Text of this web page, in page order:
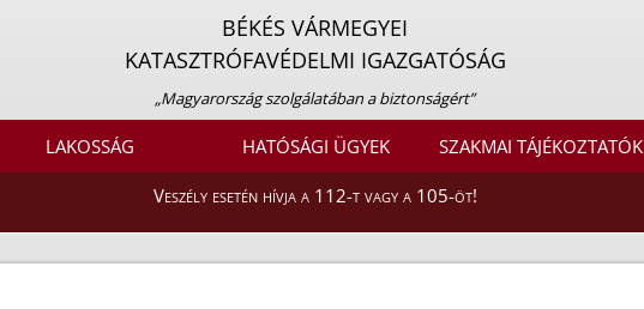
BÉKÉS VÁRMEGYEI
KATASZTRÓFAVÉDELMI IGAZGATÓSÁG
„Magyarország szolgálatában a biztonságért”
LAKOSSÁG HATÓSÁGI ÜGYEK SZAKMAI TÁJÉKOZTATÓK
Veszély esetén hívja a 112-t vagy a 105-öt!